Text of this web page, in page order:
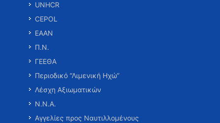
UNHCR
CEPOL
ΕΑΑΝ
Π.Ν.
ΓΕΕΘΑ
Περιοδικό “Λιμενική Ηχώ”
Λέσχη Αξιωματικών
Ν.Ν.Α.
Αγγελίες προς Ναυτιλλομένους